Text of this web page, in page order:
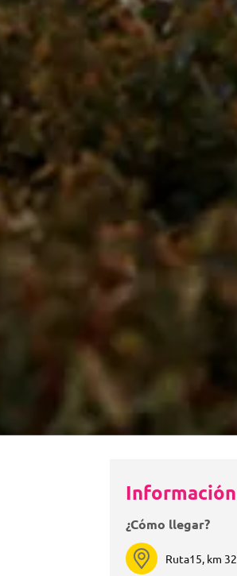
Información
¿Cómo llegar?
Ruta15, km 32